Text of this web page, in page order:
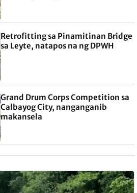
Retrofitting sa Pinamitinan Bridge
sa Leyte, natapos na ng DPWH
Grand Drum Corps Competition sa
Calbayog City, nanganganib
makansela